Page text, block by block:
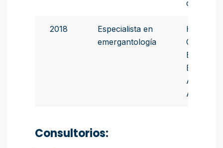
del Litoral
2018
Especialista en
emergantología
Hospital
Churruca
Bizca -
Buenos
Aires -
Argentina
Consultorios: